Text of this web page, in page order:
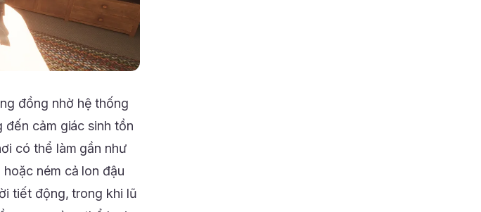
đồng nhờ hệ thống
cảm giác sinh tồn
có thể làm gần như
ném cả lon đậu
tiết động, trong khi lũ